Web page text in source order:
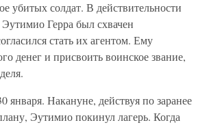
убитых солдат. В действительности
Герра был схвачен
стать их агентом. Ему
денег и присвоить воинское звание,
января. Накануне, действуя по заранее
Эутимио покинул лагерь. Когда